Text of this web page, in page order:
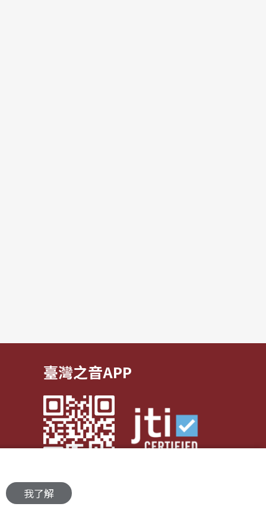
臺灣之音APP
我了解